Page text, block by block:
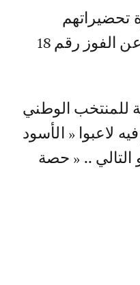
لمواجهة أوغندا و البحث عن الفوز رقم 18
للمنتخب الوطني
لاعبوا « الأسود
التالي .. « حصة